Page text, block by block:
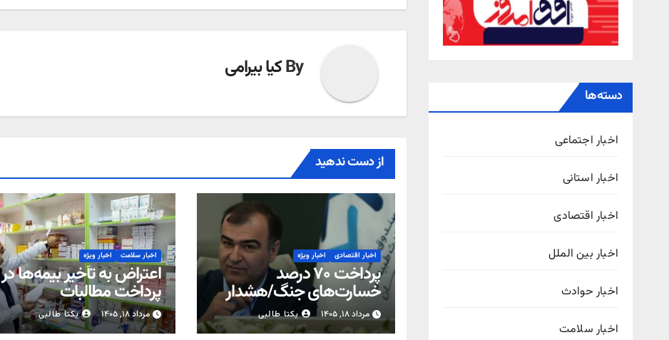
دسته‌ها
اخبار اجتماعی
اخبار استانی
اخبار اقتصادی
اخبار بین الملل
اخبار حوادث
اخبار سلامت
Byکیا بیرامی
از دست ندهید
اخبار اقتصادی اخبار ویژه
پرداخت ۷۰ درصد
خسارت‌های جنگ/هشدار
به شرکت‌های بیمه متخلف
مرداد ۱۸, ۱۴۰۵ یکتا طالبی
اخبار سلامت اخبار ویژه
اعتراض به تأخیر بیمه‌ها در
پرداخت مطالبات
داروخانه‌ها
مرداد ۱۸, ۱۴۰۵ یکتا طالبی